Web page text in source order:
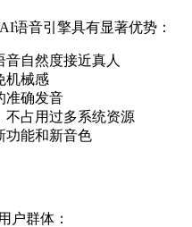
语音引擎具有显著优势：
自然度接近真人
机械感
准确发音
不占用过多系统资源
功能和新音色
户群体：